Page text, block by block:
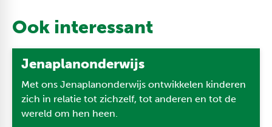
Ook interessant
Jenaplanonderwijs
Met ons Jenaplanonderwijs ontwikkelen kinderen
zich in relatie tot zichzelf, tot anderen en tot de
wereld om hen heen.